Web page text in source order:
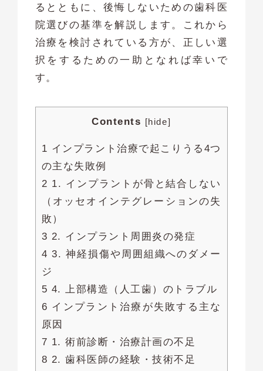
るとともに、後悔しないための歯科医
院選びの基準を解説します。これから
治療を検討されている方が、正しい選
択をするための一助となれば幸いで
す。
Contents [hide]
1 インプラント治療で起こりうる4つ
の主な失敗例
2 1. インプラントが骨と結合しない
（オッセオインテグレーションの失
敗）
3 2. インプラント周囲炎の発症
4 3. 神経損傷や周囲組織へのダメー
ジ
5 4. 上部構造（人工歯）のトラブル
6 インプラント治療が失敗する主な
原因
7 1. 術前診断・治療計画の不足
8 2. 歯科医師の経験・技術不足